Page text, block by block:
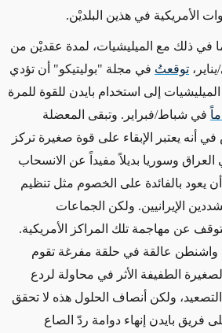
الأمريكية في هذين البلديْن.
في ذلك مع الميليشيات، لمدة عقديْن من
توقعتُ في مجلة "بوليتيكو" أن تؤدي
إلى استخدام بايدن للقوة للمرة
في شباط/فبراير. وتبقى المعضلة
في أنه يعتبر الإبقاء على قوة صغيرة تركز
وسوريا بديلاً مفيداً عن الانسحاب
يعود بالفائدة على الخصوم مثل تنظيم
الإيرانيين. ولكن الجماعات
عن مهاجمة تلك المراكز الأمريكية.
واشنطن عالقة في حلقة مفرغة تقوم
الطفيفة الأثر في محاولة لردع
ولكن أنصاف الحلول هذه لا تحقق
فريق بايدن إنهاء دوامة ردّ الصاع